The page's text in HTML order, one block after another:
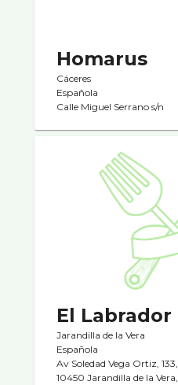
Homarus
Cáceres
Española
Calle Miguel Serrano s/n
El Labrador
Jarandilla de la Vera
Española
Av Soledad Vega Ortiz, 133,
10450 Jarandilla de la Vera,